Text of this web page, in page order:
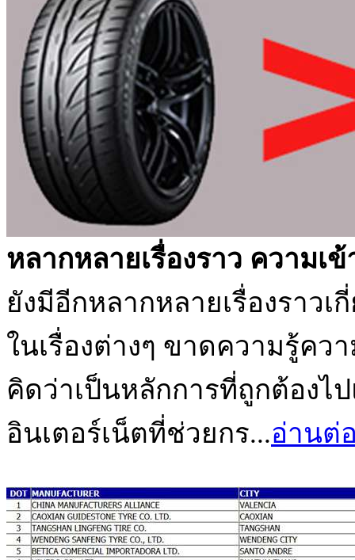
หลากหลายเรื่องราว ความเ
ยังมีอีกหลากหลายเรื่องราว
ในเรื่องต่างๆ ขาดความรู้คว
คิดว่าเป็นหลักการที่ถูกต้องไ
อินเตอร์เน็ตที่ช่วยกร...อ่านต่